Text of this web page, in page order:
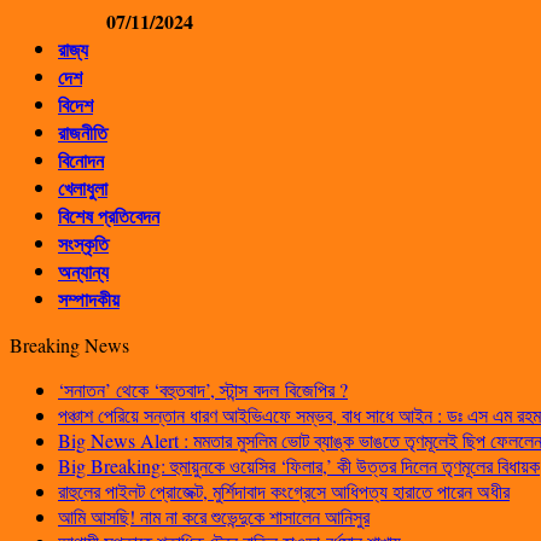
07/11/2024
রাজ্য
দেশ
বিদেশ
রাজনীতি
বিনোদন
খেলাধুলা
বিশেষ প্রতিবেদন
সংস্কৃতি
অন্যান্য
সম্পাদকীয়
Breaking News
‘সনাতন’ থেকে ‘বহুতবাদ’, স্টান্স বদল বিজেপির ?
পঞ্চাশ পেরিয়ে সন্তান ধারণ আইভিএফে সম্ভব, বাধ সাধে আইন : ডঃ এস এম
Big News Alert : মমতার মুসলিম ভোট ব্যাঙ্ক ভাঙতে তৃণমূলেই ছিপ ফেললেন
Big Breaking: হুমায়ুনকে ওয়েসির ‘ফিলার,’ কী উত্তর দিলেন তৃণমূলের বিধায়ক
রাহুলের পাইলট প্রোজেক্ট, মুর্শিদাবাদ কংগ্রেসে আধিপত্য হারাতে পারেন অধীর
আমি আসছি! নাম না করে শুভেন্দুকে শাসালেন আনিসুর